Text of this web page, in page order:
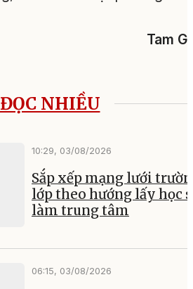
Tam
ĐỌC NHIỀU
10:29, 03/08/2026
Sắp xếp mạng lưới
lớp theo hướng lấy học
làm trung tâm
06:15, 03/08/2026